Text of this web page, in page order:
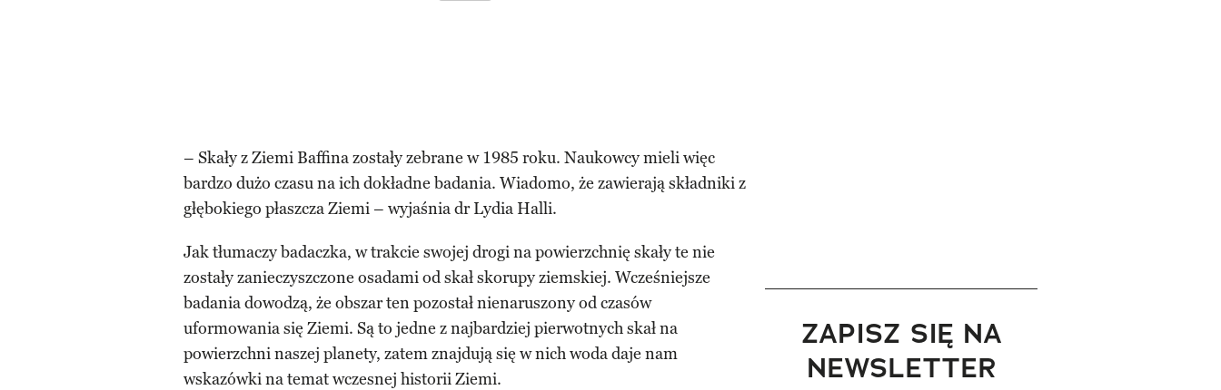
– Skały z Ziemi Baffina zostały zebrane w 1985 roku. Naukowcy mieli więc
bardzo dużo czasu na ich dokładne badania. Wiadomo, że zawierają składniki z
głębokiego płaszcza Ziemi – wyjaśnia dr Lydia Halli.
Jak tłumaczy badaczka, w trakcie swojej drogi na powierzchnię skały te nie
zostały zanieczyszczone osadami od skał skorupy ziemskiej. Wcześniejsze
badania dowodzą, że obszar ten pozostał nienaruszony od czasów
uformowania się Ziemi. Są to jedne z najbardziej pierwotnych skał na
powierzchni naszej planety, zatem znajdują się w nich woda daje nam
wskazówki na temat wczesnej historii Ziemi.
ZAPISZ SIĘ NA
NEWSLETTER